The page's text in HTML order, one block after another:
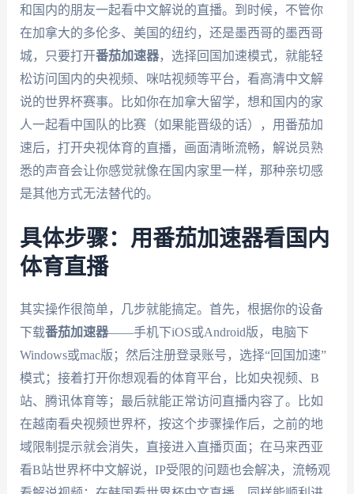
和国内的朋友一起看中文解说的直播。到时候，不管你
在加拿大的多伦多、美国的纽约，还是墨西哥的墨西哥
城，只要打开番茄加速器，选择回国加速模式，就能轻
松访问国内的央视频、咪咕视频等平台，看高清中文解
说的世界杯赛事。比如你在加拿大留学，想和国内的家
人一起看中国队的比赛（如果能晋级的话），用番茄加
速后，打开央视体育的直播，画面清晰流畅，解说员熟
悉的声音会让你感觉就像在国内家里一样，那种亲切感
是其他方式无法替代的。
具体步骤：用番茄加速器看国内
体育直播
其实操作很简单，几步就能搞定。首先，根据你的设备
下载番茄加速器——手机下iOS或Android版，电脑下
Windows或mac版；然后注册登录账号，选择“回国加速”
模式；接着打开你想观看的体育平台，比如央视频、B
站、腾讯体育等；最后就能正常访问直播内容了。比如
在越南看央视频世界杯，按这个步骤操作后，之前的地
域限制提示就会消失，直接进入直播页面；在马来西亚
看B站世界杯中文解说，IP受限的问题也会解决，流畅观